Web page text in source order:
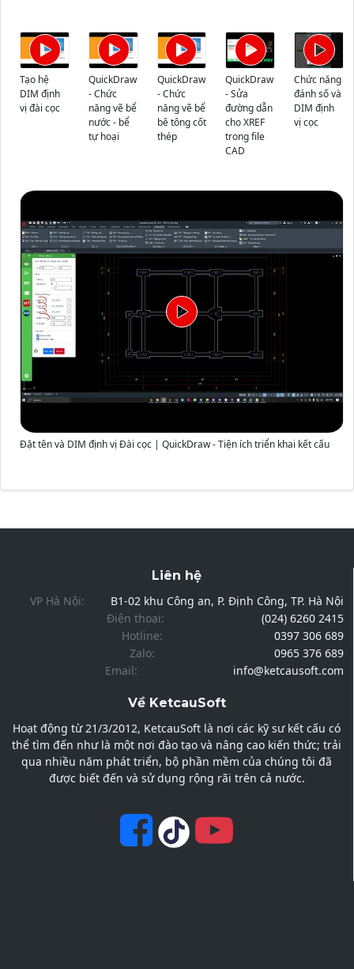
Tạo hệ
DIM định
vị đài cọc
QuickDraw
- Chức
năng vẽ bể
nước - bể
tự hoại
QuickDraw
- Chức
năng vẽ bể
bê tông cốt
thép
QuickDraw
- Sửa
đường dẫn
cho XREF
trong file
CAD
Chức năng
đánh số và
DIM định
vị cọc
Đặt tên và DIM định vị Đài cọc | QuickDraw - Tiện ích triển khai kết cấu
Liên hệ
VP Hà Nội:
B1-02 khu Công an, P. Định Công, TP. Hà Nội
Điện thoại:
(024) 6260 2415
Hotline:
0397 306 689
Zalo:
0965 376 689
Email:
info@ketcausoft.com
Về KetcauSoft
Hoạt động từ 21/3/2012, KetcauSoft là nơi các kỹ sư kết cấu có
thể tìm đến như là một nơi đào tạo và nâng cao kiến thức; trải
qua nhiều năm phát triển, bộ phần mềm của chúng tôi đã
được biết đến và sử dụng rộng rãi trên cả nước.